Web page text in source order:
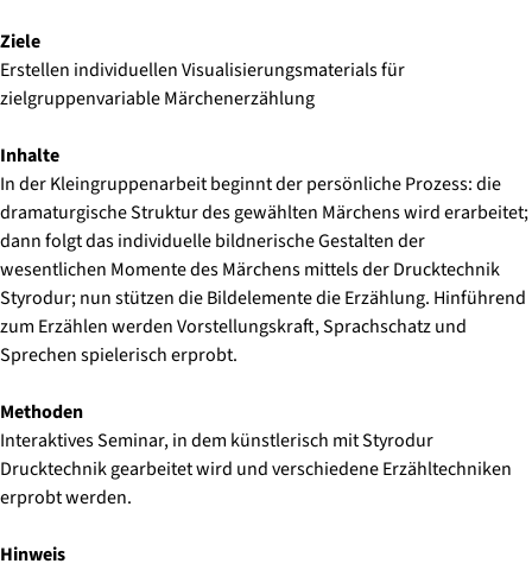
Ziele
Erstellen individuellen Visualisierungsmaterials für
zielgruppenvariable Märchenerzählung
Inhalte
In der Kleingruppenarbeit beginnt der persönliche Prozess: die
dramaturgische Struktur des gewählten Märchens wird erarbeitet;
dann folgt das individuelle bildnerische Gestalten der
wesentlichen Momente des Märchens mittels der Drucktechnik
Styrodur; nun stützen die Bildelemente die Erzählung. Hinführend
zum Erzählen werden Vorstellungskraft, Sprachschatz und
Sprechen spielerisch erprobt.
Methoden
Interaktives Seminar, in dem künstlerisch mit Styrodur
Drucktechnik gearbeitet wird und verschiedene Erzähltechniken
erprobt werden.
Hinweis